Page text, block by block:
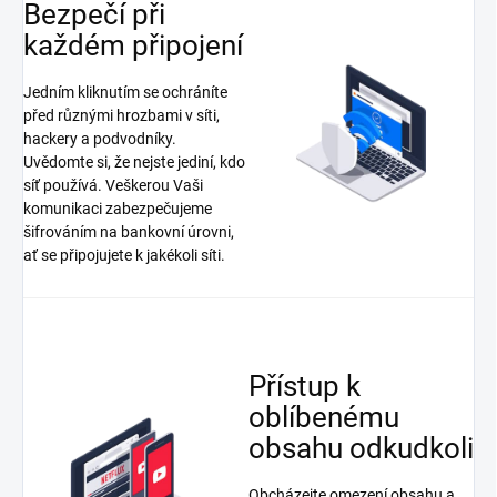
Bezpečí při
každém připojení
Jedním kliknutím se ochráníte
před různými hrozbami v síti,
hackery a podvodníky.
Uvědomte si, že nejste jediní, kdo
síť používá. Veškerou Vaši
komunikaci zabezpečujeme
šifrováním na bankovní úrovni,
ať se připojujete k jakékoli síti.
Přístup k
oblíbenému
obsahu odkudkoli